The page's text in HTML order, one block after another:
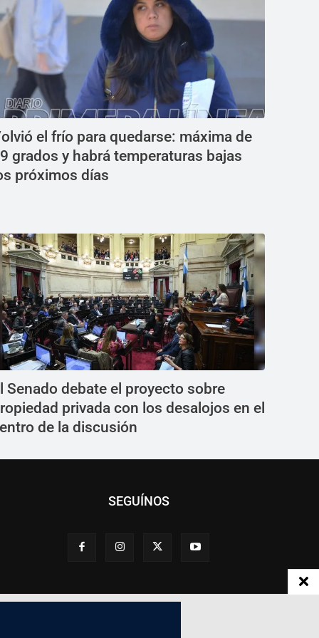
el frío para quedarse: máxima de
grados y habrá temperaturas bajas
próximos días
Senado debate el proyecto sobre
privada con los desalojos en el
de la discusión
SEGUÍNOS